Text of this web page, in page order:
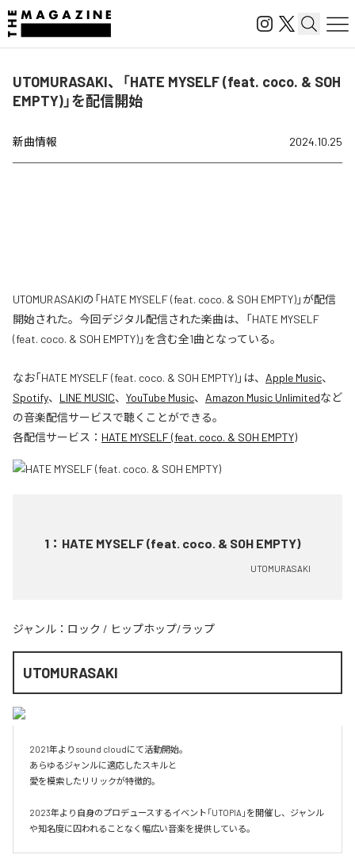
UTOMURASAKI、「HATE MYSELF (feat. coco. & SOH
EMPTY)」を配信開始
新曲情報 2024.10.25
UTOMURASAKIの「HATE MYSELF (feat. coco. & SOH EMPTY)」が配信
開始された。今回デジタル配信された楽曲は、「HATE MYSELF
(feat. coco. & SOH EMPTY)」を含む全1曲となっている。
なお「HATE MYSELF (feat. coco. & SOH EMPTY)」は、 Apple Music、
Spotify、 LINE MUSIC、 YouTube Music、 Amazon Music Unlimitedなど
の音楽配信サービスで聴くことができる。
各配信サービス： HATE MYSELF (feat. coco. & SOH EMPTY)
1 ： HATE MYSELF (feat. coco. & SOH EMPTY)
UTOMURASAKI
ジャンル： ロック / ヒップホップ/ラップ
UTOMURASAKI
2021年よりsound cloudにて活動開始。
あらゆるジャンルに適応したスキルと
愛を模索したリリックが特徴的。
2023年より自身のプロデュースするイベント「UTOPIA」を開催し、ジャンル